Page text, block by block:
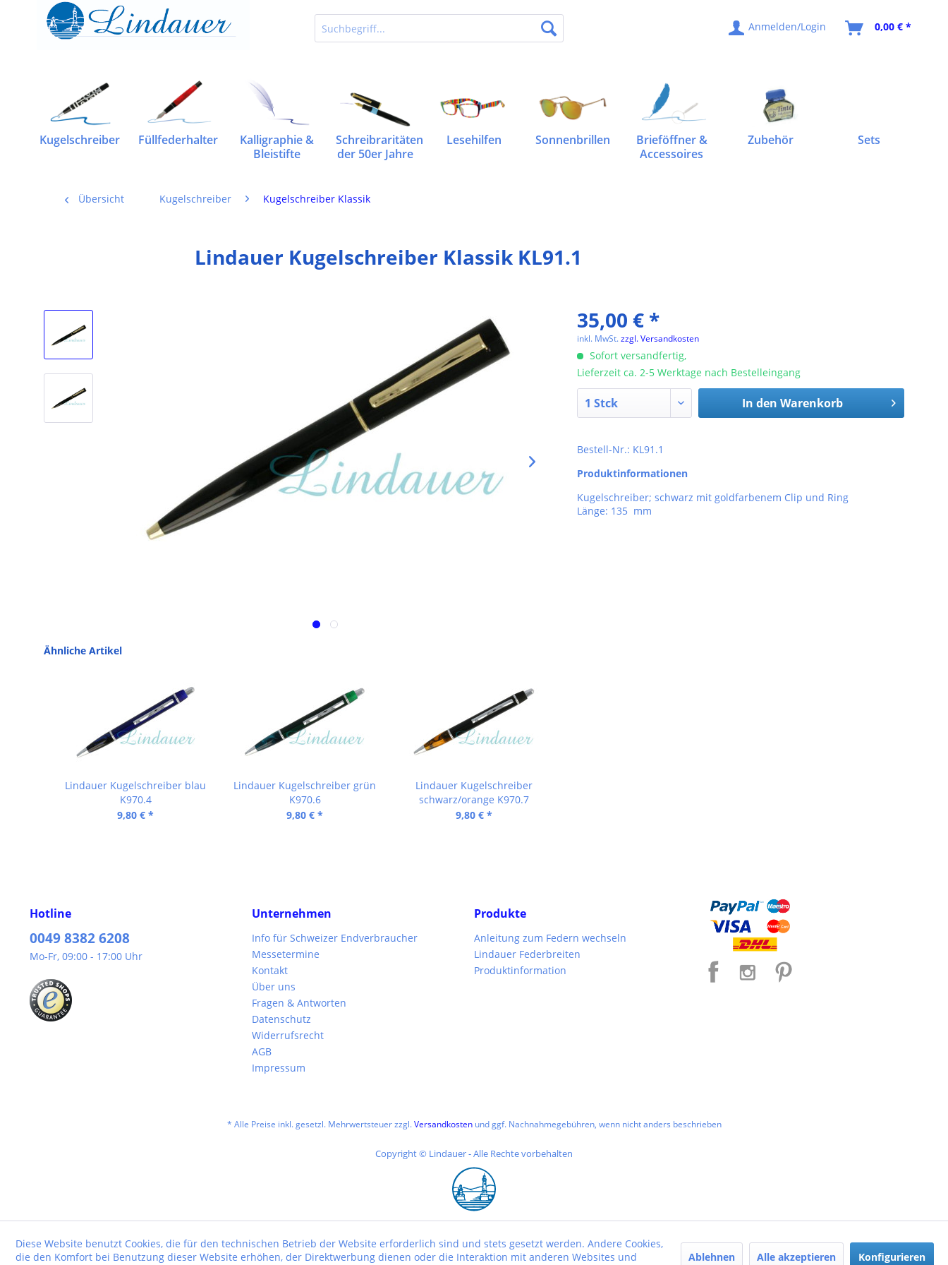
Anmelden/Login 0,00 € *
Kugelschreiber Füllfederhalter
Kalligraphie &
Bleistifte
Schreibraritäten
der 50er Jahre
Lesehilfen Sonnenbrillen
Brieföffner &
Accessoires
Zubehör Sets
Übersicht Kugelschreiber Kugelschreiber Klassik
Lindauer Kugelschreiber Klassik KL91.1
35,00 € *
inkl. MwSt.zzgl. Versandkosten
Sofort versandfertig,
Lieferzeit ca. 2-5 Werktage nach Bestelleingang
In den Warenkorb
Bestell-Nr.: KL91.1
Produktinformationen
Kugelschreiber; schwarz mit goldfarbenem Clip und Ring
Länge: 135 mm
Ähnliche Artikel
Lindauer Kugelschreiber blau
K970.4
9,80 € *
Lindauer Kugelschreiber grün
K970.6
9,80 € *
Lindauer Kugelschreiber
schwarz/orange K970.7
9,80 € *
Hotline
0049 8382 6208
Mo-Fr, 09:00 - 17:00 Uhr
Unternehmen
Info für Schweizer Endverbraucher
Messetermine
Kontakt
Über uns
Fragen & Antworten
Datenschutz
Widerrufsrecht
AGB
Impressum
Produkte
Anleitung zum Federn wechseln
Lindauer Federbreiten
Produktinformation
* Alle Preise inkl. gesetzl. Mehrwertsteuer zzgl.Versandkostenund ggf. Nachnahmegebühren, wenn nicht anders beschrieben
Copyright © Lindauer - Alle Rechte vorbehalten
Diese Website benutzt Cookies, die für den technischen Betrieb der Website erforderlich sind und stets gesetzt werden. Andere Cookies,
die den Komfort bei Benutzung dieser Website erhöhen, der Direktwerbung dienen oder die Interaktion mit anderen Websites und
Ablehnen Alle akzeptieren Konfigurieren